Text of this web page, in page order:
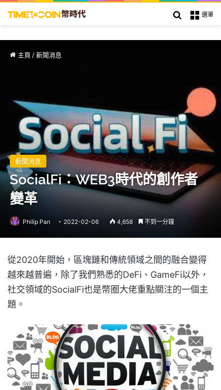
選單
搜索
主頁 /新聞消息
新聞消息
SocialFi：WEB3時代的創作者
變革
Philip Pan 2022-02-06 4,658 不到一分鐘
從2020年開始，區塊鏈和傳統領域之間的融合變得
越來越普遍，除了我們熟悉的DeFi、GameFi以外，
社交領域的SocialFi也是幣圈大佬重點關注的一個主
題。